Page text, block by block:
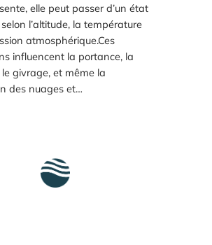
elle peut passer d’un état
selon l’altitude, la température
atmosphérique.Ces
influencent la portance, la
givrage, et même la
des nuages et…